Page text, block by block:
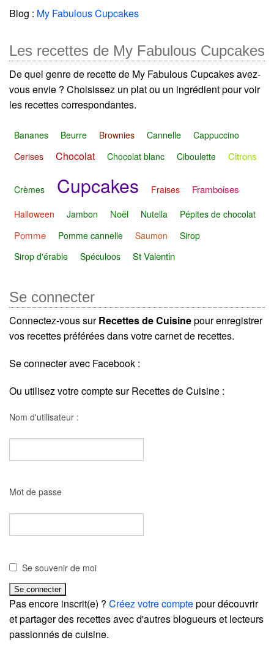
Blog : My Fabulous Cupcakes
Les recettes de My Fabulous Cupcakes
De quel genre de recette de My Fabulous Cupcakes avez-
vous envie ? Choisissez un plat ou un ingrédient pour voir
les recettes correspondantes.
Bananes Beurre Brownies Cannelle
Cappuccino
Cerises
Chocolat Chocolat blanc Ciboulette Citrons
Crèmes Cupcakes Fraises Framboises
Halloween Jambon Noël Nutella Pépites de chocolat
Pomme Pomme cannelle Saumon
Sirop
Sirop d'érable
Spéculoos St Valentin
Se connecter
Connectez-vous surRecettes de Cuisinepour enregistrer
vos recettes préférées dans votre carnet de recettes.
Se connecter avec Facebook :
Ou utilisez votre compte sur Recettes de Cuisine :
Nom d'utilisateur :
Mot de passe
Se souvenir de moi
Pas encore inscrit(e) ? Créez votre comptepour découvrir
et partager des recettes avec d'autres blogueurs et lecteurs
passionnés de cuisine.